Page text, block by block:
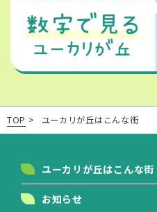
TOP > ユーカリが丘はこんな街
ユーカリが丘はこんな街
お知らせ